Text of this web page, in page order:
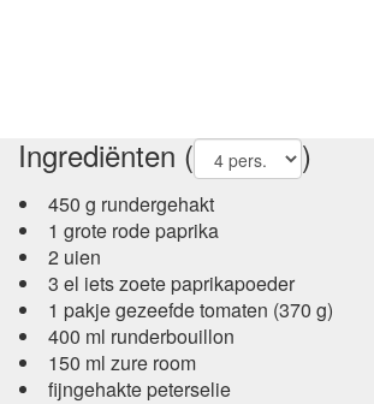
Ingrediënten ( )
450 g rundergehakt
1 grote rode paprika
2 uien
3 el iets zoete paprikapoeder
1 pakje gezeefde tomaten (370 g)
400 ml runderbouillon
150 ml zure room
fijngehakte peterselie